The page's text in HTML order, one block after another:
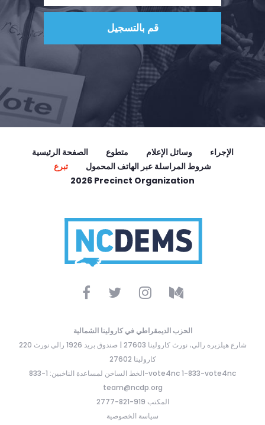
حفلتك
الإجراء
Vote
تبرع
الصفحة الرئيسية متطوع وسائل الإعلام
الإجراء
تبرع
شروط المراسلة عبر الهاتف المحمول
2026 Precinct Organization
الحزب الديمقراطي في كارولينا الشمالية
220 شارع هيلزبره رالي، نورث كارولينا 27603 | صندوق بريد 1926 رالي نورث
كارولينا 27602
الخط الساخن لمساعدة الناخبين: 1-833-vote4nc 1-833-vote4nc
team@ncdp.org
المكتب 919-821-2777
سياسة الخصوصية